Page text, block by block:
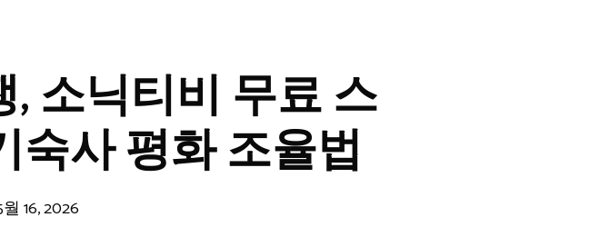
소닉티비 무료 스
숙사 평화 조율법
16, 2026